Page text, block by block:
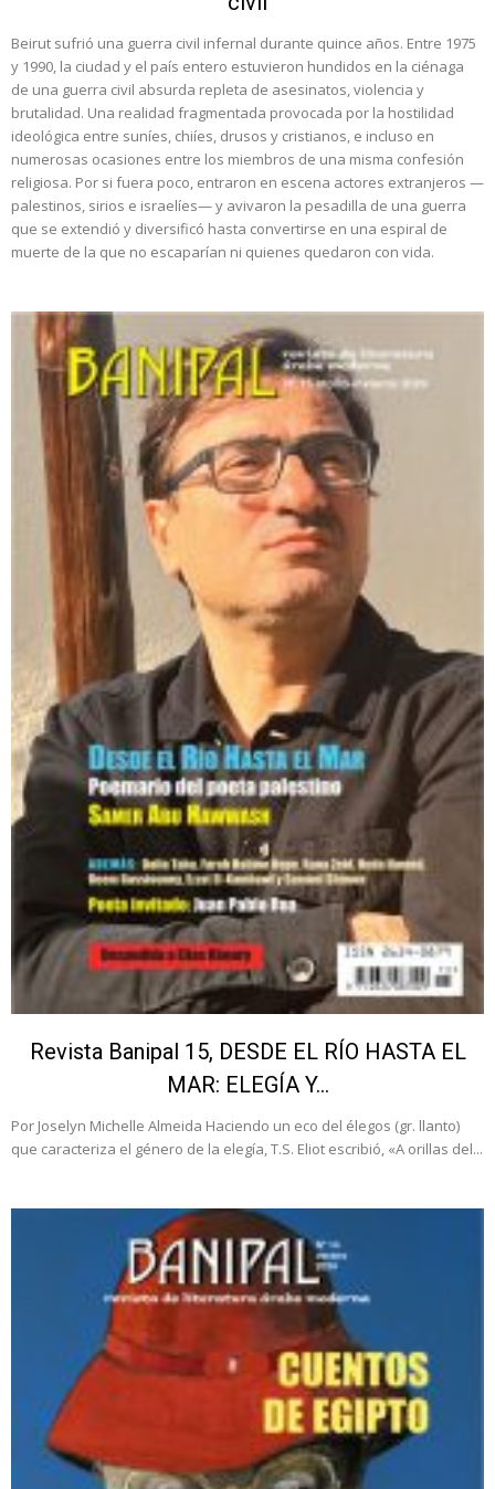
Beirut sufrió una guerra civil infernal durante quince años. Entre 1975
y 1990, la ciudad y el país entero estuvieron hundidos en la ciénaga
de una guerra civil absurda repleta de asesinatos, violencia y
brutalidad. Una realidad fragmentada provocada por la hostilidad
ideológica entre suníes, chiíes, drusos y cristianos, e incluso en
numerosas ocasiones entre los miembros de una misma confesión
religiosa. Por si fuera poco, entraron en escena actores extranjeros —
palestinos, sirios e israelíes— y avivaron la pesadilla de una guerra
que se extendió y diversificó hasta convertirse en una espiral de
muerte de la que no escaparían ni quienes quedaron con vida.
Revista Banipal 15, DESDE EL RÍO HASTA EL
MAR: ELEGÍA Y...
Por Joselyn Michelle Almeida Haciendo un eco del élegos (gr. llanto)
que caracteriza el género de la elegía, T.S. Eliot escribió, «A orillas del...